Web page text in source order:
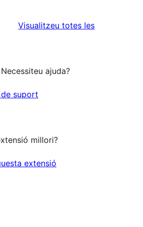
Visualitzeu totes lesressenyes
ajuda?
suport
millori?
extensió